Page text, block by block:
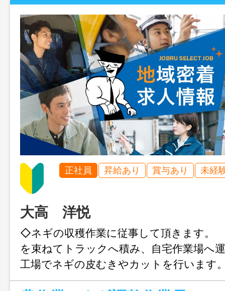
正社員 昇給あり 賞与あり 未経
大高 洋悦
◇ネギの収穫作業に従事して頂きます。
を束ねてトラックへ積み、自宅作業場へ
工場でネギの皮むきやカットを行います
の箱組み立て・箱詰め作業を行い、出